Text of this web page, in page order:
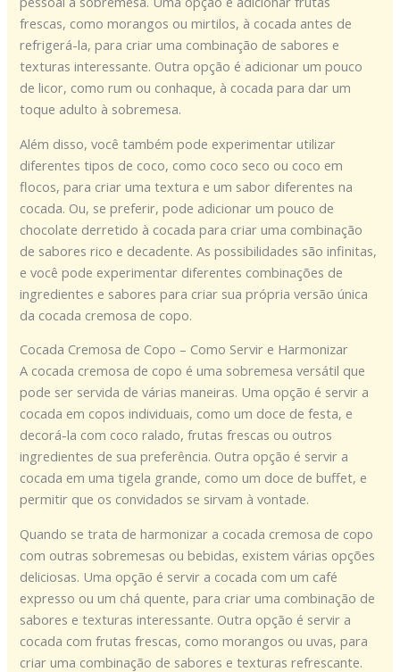
frescas, como morangos ou mirtilos, à cocada antes de
refrigerá-la, para criar uma combinação de sabores e
texturas interessante. Outra opção é adicionar um pouco
de licor, como rum ou conhaque, à cocada para dar um
toque adulto à sobremesa.
Além disso, você também pode experimentar utilizar
diferentes tipos de coco, como coco seco ou coco em
flocos, para criar uma textura e um sabor diferentes na
cocada. Ou, se preferir, pode adicionar um pouco de
chocolate derretido à cocada para criar uma combinação
de sabores rico e decadente. As possibilidades são infinitas,
e você pode experimentar diferentes combinações de
ingredientes e sabores para criar sua própria versão única
da cocada cremosa de copo.
Cocada Cremosa de Copo – Como Servir e Harmonizar
A cocada cremosa de copo é uma sobremesa versátil que
pode ser servida de várias maneiras. Uma opção é servir a
cocada em copos individuais, como um doce de festa, e
decorá-la com coco ralado, frutas frescas ou outros
ingredientes de sua preferência. Outra opção é servir a
cocada em uma tigela grande, como um doce de buffet, e
permitir que os convidados se sirvam à vontade.
Quando se trata de harmonizar a cocada cremosa de copo
com outras sobremesas ou bebidas, existem várias opções
deliciosas. Uma opção é servir a cocada com um café
expresso ou um chá quente, para criar uma combinação de
sabores e texturas interessante. Outra opção é servir a
cocada com frutas frescas, como morangos ou uvas, para
criar uma combinação de sabores e texturas refrescante.